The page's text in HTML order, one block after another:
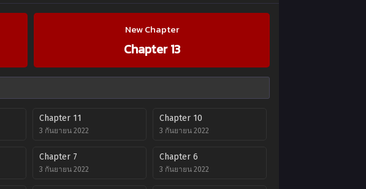
New Chapter
Chapter 13
Chapter 11
3 กันยายน 2022
Chapter 10
3 กันยายน 2022
Chapter 7
3 กันยายน 2022
Chapter 6
3 กันยายน 2022